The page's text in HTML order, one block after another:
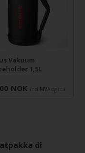
Vakuum
1,5L
NOK incl MVA og toll
di